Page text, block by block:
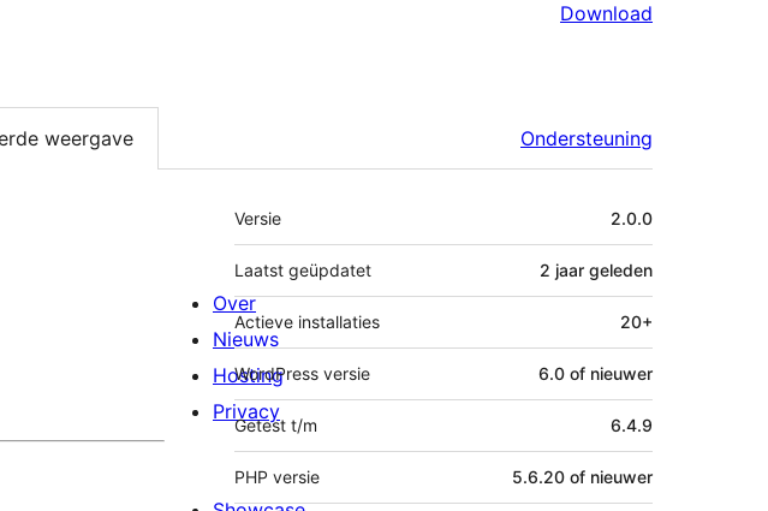
Download
weergave Ondersteuning
Meta
Versie 2.0.0
Laatst geüpdatet 2 jaar geleden
Actieve installaties 20+
WordPress versie 6.0 of nieuwer
Getest t/m 6.4.9
PHP versie 5.6.20 of nieuwer
Over
Nieuws
Hosting
Privacy